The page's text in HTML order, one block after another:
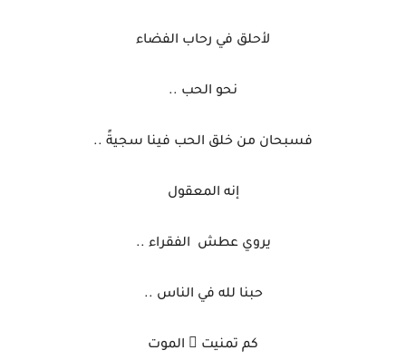
لأحلق في رحاب الفضاء
نحو الحب ..
فسبحان من خلق الحب فينا سجيةً ..
إنه المعقول
يروي عطش الفقراء ..
حبنا لله في الناس ..
كم تمنيت ُ الموت